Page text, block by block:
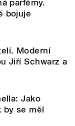
parfémy.
bojuje
Moderní
Jiří Schwarz a
Jako
by se měl